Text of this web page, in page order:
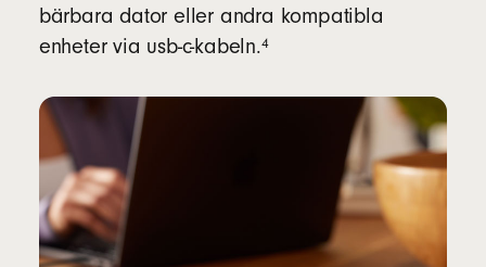
bärbara dator eller andra kompatibla
enheter via usb-c-kabeln.fotnot
4